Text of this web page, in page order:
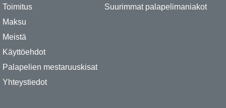
Toimitus
Maksu
Meistä
Käyttöehdot
Palapelien mestaruuskisat
Yhteystiedot
Suurimmat palapelimaniakot